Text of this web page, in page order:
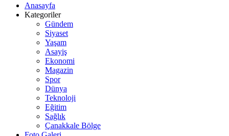
Anasayfa
Kategoriler
Gündem
Siyaset
Yaşam
Asayiş
Ekonomi
Magazin
Spor
Dünya
Teknoloji
Eğitim
Sağlık
Çanakkale Bölge